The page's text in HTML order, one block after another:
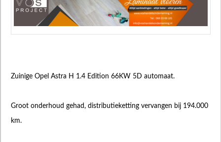
Zuinige Opel Astra H 1.4 Edition 66KW 5D automaat.
Groot onderhoud gehad, distributieketting vervangen bij 194.000
km.